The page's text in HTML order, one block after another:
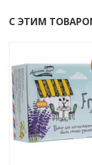
С ЭТИМ